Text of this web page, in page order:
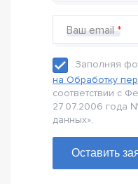
Ваш email
Заполняя
на Обработку
соответствии с
27.07.2006 года
данных».
Оставить